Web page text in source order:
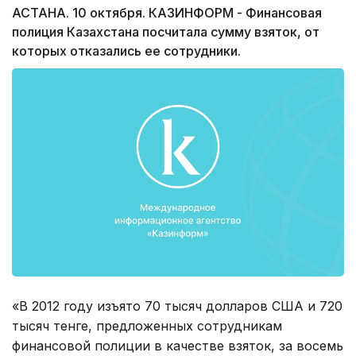
АСТАНА. 10 октября. КАЗИНФОРМ - Финансовая
полиция Казахстана посчитала сумму взяток, от
которых отказались ее сотрудники.
«В 2012 году изъято 70 тысяч долларов США и 720
тысяч тенге, предложенных сотрудникам
финансовой полиции в качестве взяток, за восемь